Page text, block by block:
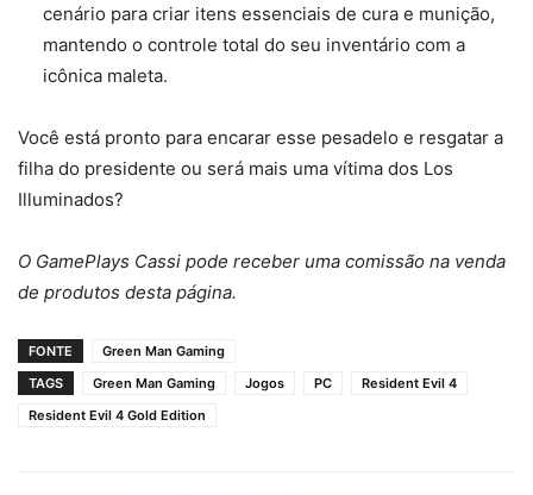
cenário para criar itens essenciais de cura e munição,
mantendo o controle total do seu inventário com a
icônica maleta.
Você está pronto para encarar esse pesadelo e resgatar a
filha do presidente ou será mais uma vítima dos Los
Illuminados?
O GamePlays Cassi pode receber uma comissão na venda
de produtos desta página.
FONTE
Green Man Gaming
TAGS
Green Man Gaming Jogos PC
Resident Evil 4
Resident Evil 4 Gold Edition